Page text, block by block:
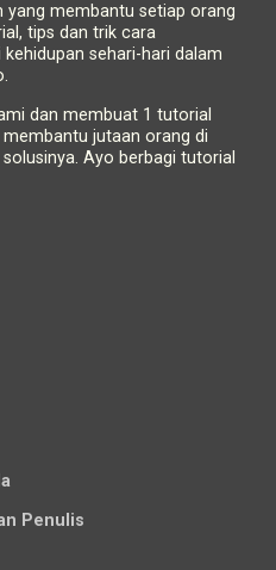
yang membantu setiap orang
tips dan trik cara
sehari-hari dalam
dan membuat 1 tutorial
jutaan orang di
Ayo berbagi tutorial
Penulis